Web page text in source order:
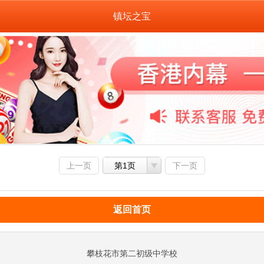
镇坛之宝
上一页 第1页 下一页
返回首页
攀枝花市第二初级中学校